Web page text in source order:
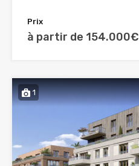
Prix
à partir de 154.000€
1